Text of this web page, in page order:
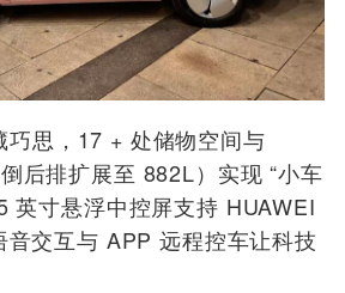
巧思，17 + 处储物空间与
后排扩展至 882L）实现 “小车
英寸悬浮中控屏支持 HUAWEI
交互与 APP 远程控车让科技